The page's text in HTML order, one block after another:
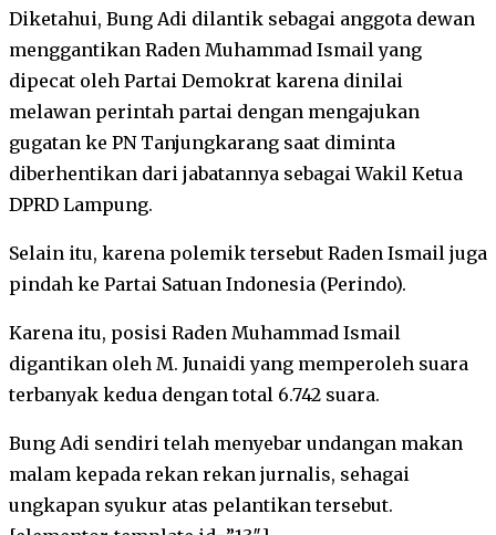
Diketahui, Bung Adi dilantik sebagai anggota dewan
menggantikan Raden Muhammad Ismail yang
dipecat oleh Partai Demokrat karena dinilai
melawan perintah partai dengan mengajukan
gugatan ke PN Tanjungkarang saat diminta
diberhentikan dari jabatannya sebagai Wakil Ketua
DPRD Lampung.
Selain itu, karena polemik tersebut Raden Ismail juga
pindah ke Partai Satuan Indonesia (Perindo).
Karena itu, posisi Raden Muhammad Ismail
digantikan oleh M. Junaidi yang memperoleh suara
terbanyak kedua dengan total 6.742 suara.
Bung Adi sendiri telah menyebar undangan makan
malam kepada rekan rekan jurnalis, sehagai
ungkapan syukur atas pelantikan tersebut.